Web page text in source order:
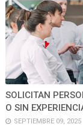
SOLICITAN
O SIN
SEPTIEMBRE 09, 2025